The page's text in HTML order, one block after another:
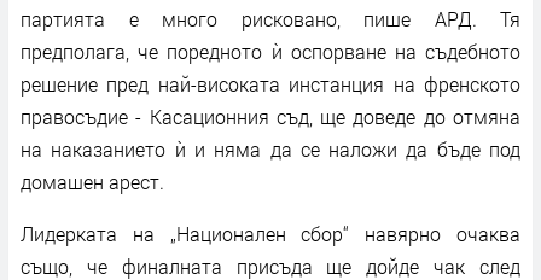
партията е много рисковано, пише АРД. Тя
предполага, че поредното ѝ оспорване на съдебното
решение пред най-високата инстанция на френското
правосъдие - Касационния съд, ще доведе до отмяна
на наказанието ѝ и няма да се наложи да бъде под
домашен арест.
Лидерката на „Национален сбор“ навярно очаква
също, че финалната присъда ще дойде чак след